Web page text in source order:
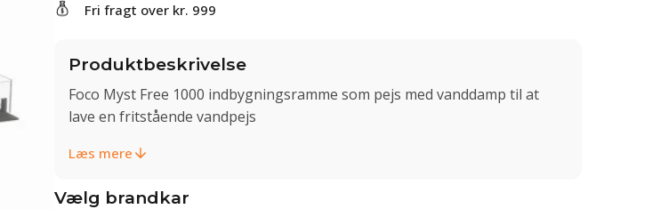
Fri fragt over kr. 999
Produktbeskrivelse
Foco Myst Free 1000 indbygningsramme som pejs med vanddamp til at
lave en fritstående vandpejs
Læs mere
Vælg brandkar